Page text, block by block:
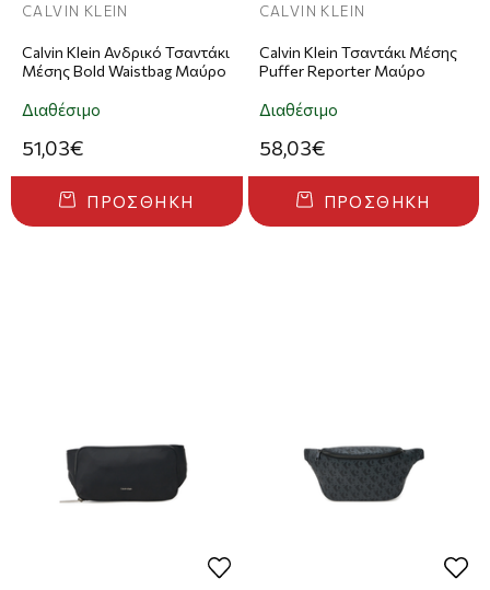
CALVIN KLEIN
Calvin Klein Ανδρικό Τσαντάκι
Μέσης Bold Waistbag Μαύρο
Διαθέσιμο
51,03€
ΠΡΟΣΘΉΚΗ
CALVIN KLEIN
Calvin Klein Τσαντάκι Μέσης
Puffer Reporter Μαύρο
Διαθέσιμο
58,03€
ΠΡΟΣΘΉΚΗ